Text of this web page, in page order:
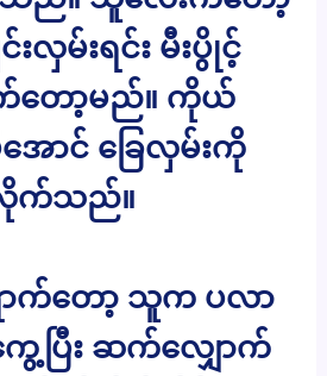
င်းလှမ်းရင်း မီးပွိုင့်
က်တော့မည်။ ကိုယ်
ာင် ခြေလှမ်းကို
လိုက်သည်။
ာက်တော့ သူက ပလာ
ေ့ပြီး ဆက်လျှောက်